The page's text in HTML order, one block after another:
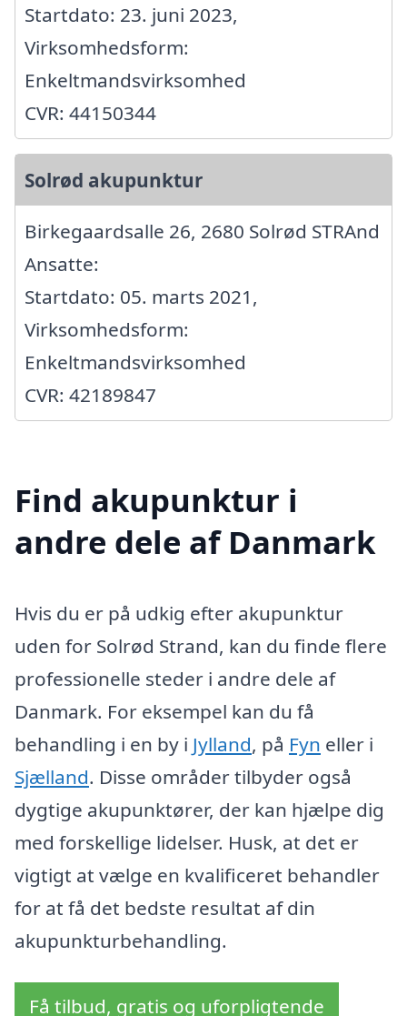
Startdato: 23. juni 2023,
Virksomhedsform:
Enkeltmandsvirksomhed
CVR: 44150344
Solrød akupunktur
Birkegaardsalle 26, 2680 Solrød STRAnd
Ansatte:
Startdato: 05. marts 2021,
Virksomhedsform:
Enkeltmandsvirksomhed
CVR: 42189847
Find akupunktur i
andre dele af Danmark
Hvis du er på udkig efter akupunktur
uden for Solrød Strand, kan du finde flere
professionelle steder i andre dele af
Danmark. For eksempel kan du få
behandling i en by i Jylland, på Fyn eller i
Sjælland. Disse områder tilbyder også
dygtige akupunktører, der kan hjælpe dig
med forskellige lidelser. Husk, at det er
vigtigt at vælge en kvalificeret behandler
for at få det bedste resultat af din
akupunkturbehandling.
Få tilbud, gratis og uforpligtende